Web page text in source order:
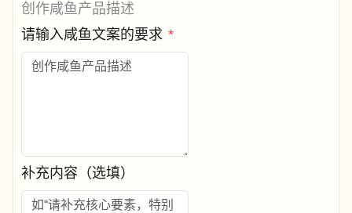
创作咸鱼产品描述
请输入咸鱼文案的要求 *
补充内容（选填）